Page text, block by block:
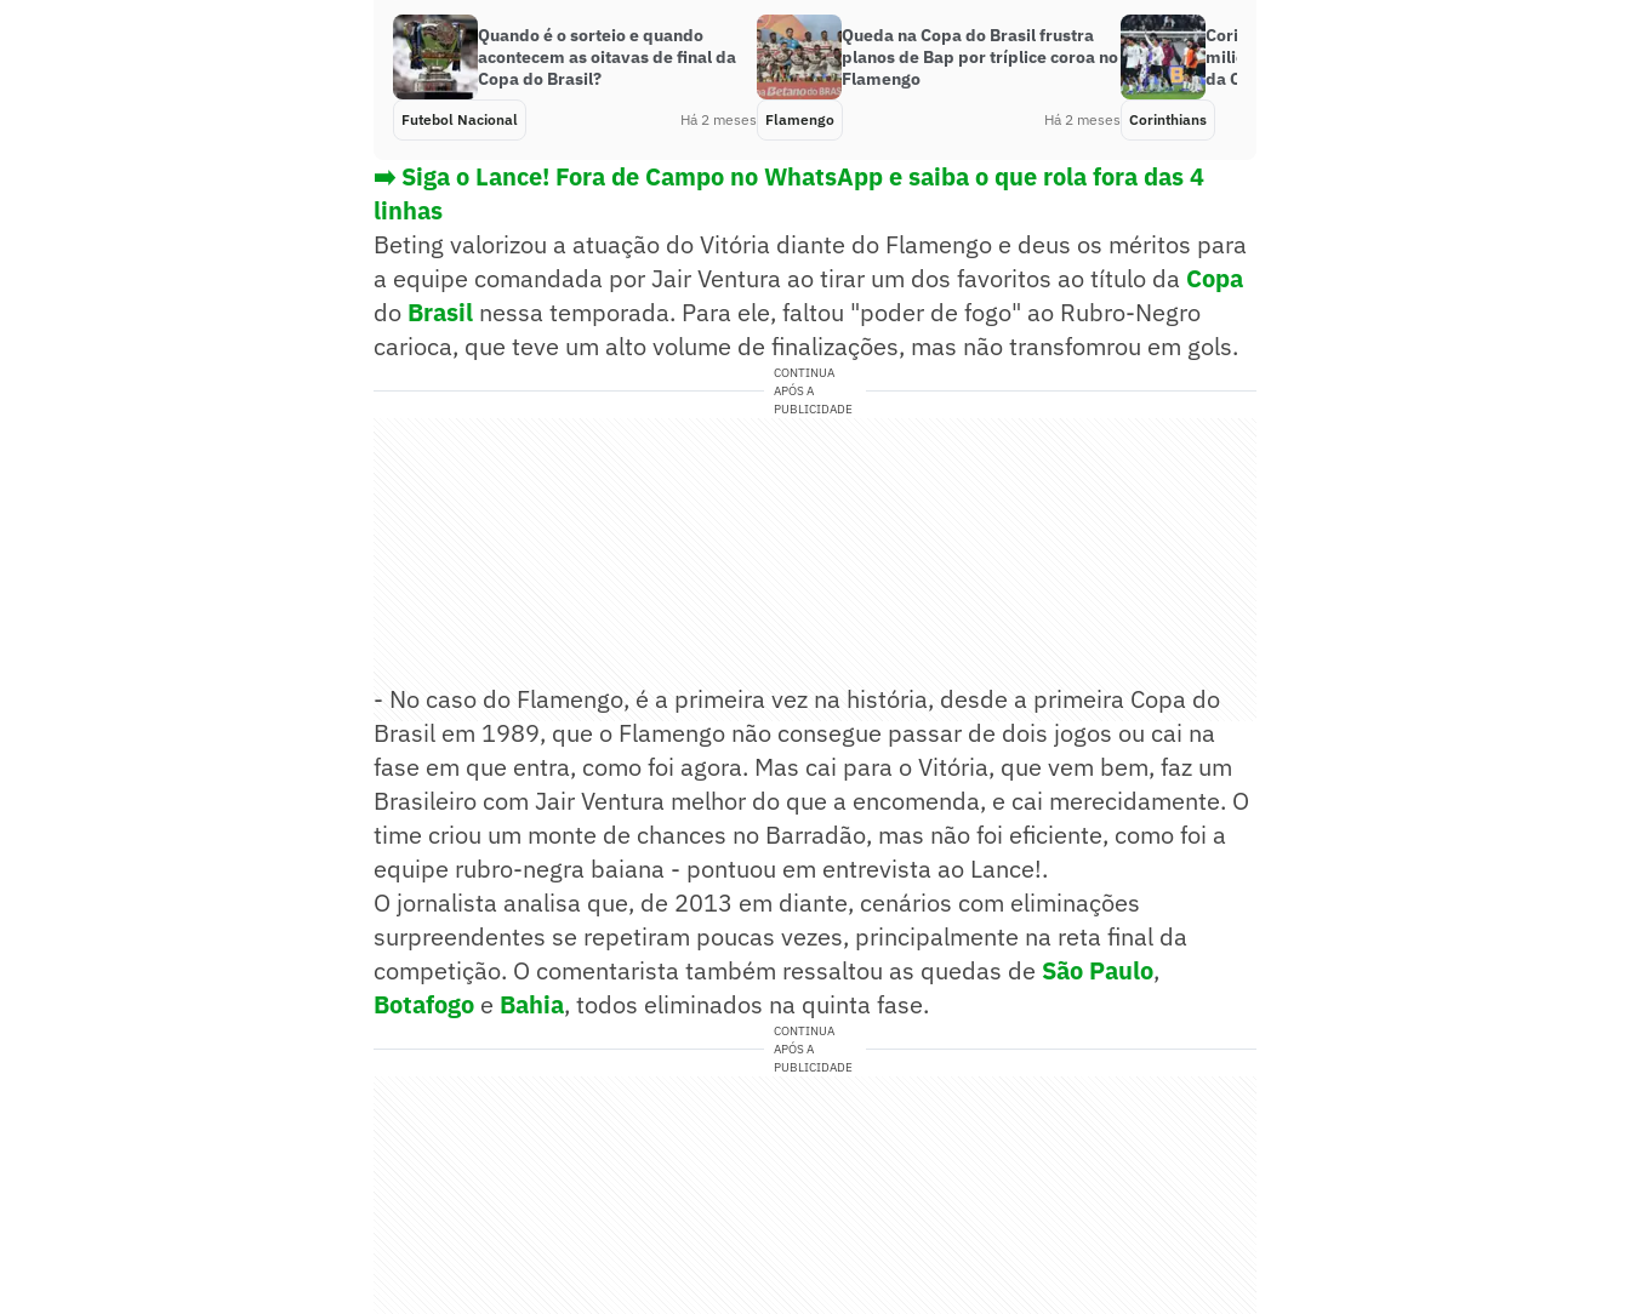
Quando é o sorteio e quando
acontecem as oitavas de final da
Copa do Brasil?
Futebol Nacional Há 2 meses
Queda na Copa do Brasil frustra
planos de Bap por tríplice coroa no
Flamengo
Flamengo Há 2 meses
Corinthians fatura quantia
milionária com avanço às oitavas
da Copa do Brasil
Corinthians
➡️ Siga o Lance! Fora de Campo no WhatsApp e saiba o que rola fora das 4
linhas
Beting valorizou a atuação do Vitória diante do Flamengo e deus os méritos para
a equipe comandada por Jair Ventura ao tirar um dos favoritos ao título da Copa
do Brasil nessa temporada. Para ele, faltou "poder de fogo" ao Rubro-Negro
carioca, que teve um alto volume de finalizações, mas não transfomrou em gols.
CONTINUA
APÓS A
PUBLICIDADE
- No caso do Flamengo, é a primeira vez na história, desde a primeira Copa do
Brasil em 1989, que o Flamengo não consegue passar de dois jogos ou cai na
fase em que entra, como foi agora. Mas cai para o Vitória, que vem bem, faz um
Brasileiro com Jair Ventura melhor do que a encomenda, e cai merecidamente. O
time criou um monte de chances no Barradão, mas não foi eficiente, como foi a
equipe rubro-negra baiana - pontuou em entrevista ao Lance!.
O jornalista analisa que, de 2013 em diante, cenários com eliminações
surpreendentes se repetiram poucas vezes, principalmente na reta final da
competição. O comentarista também ressaltou as quedas de São Paulo,
Botafogo e Bahia, todos eliminados na quinta fase.
CONTINUA
APÓS A
PUBLICIDADE